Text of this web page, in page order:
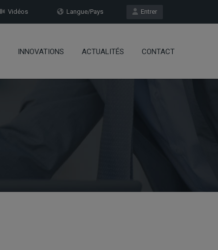
Entrer
Langue/Pays
Vidéos
INNOVATIONS ACTUALITÉS CONTACT